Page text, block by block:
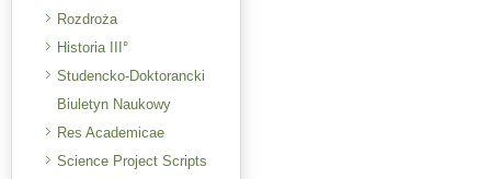
Rozdroża
Historia III°
Studencko-Doktorancki
Biuletyn Naukowy
Res Academicae
Science Project Scripts